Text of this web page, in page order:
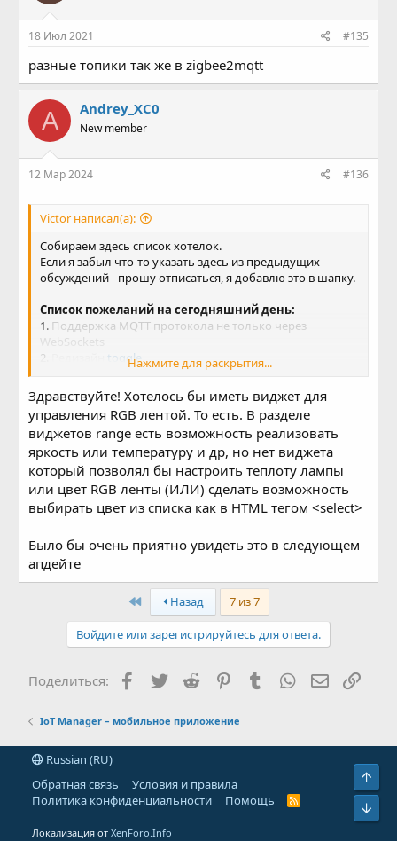
18 Июл 2021 #135
разные топики так же в zigbee2mqtt
A Andrey_XC0
New member
12 Мар 2024 #136
Victor написал(а):
Собираем здесь список хотелок.
Если я забыл что-то указать здесь из предыдущих
обсуждений - прошу отписаться, я добавлю это в шапку.
Список пожеланий на сегодняшний день:
1. Поддержка MQTT протокола не только через
WebSockets
2.
toggle
Поддержка Adafruit IO mqtt - нет
4. Настройка параметров подключения к брокеру из
ZeroConf/Bonjour/mDNS
5. Посылать набранный пользователем текст со
смартфона/планшета на устройство
6.Префикс для топиков, чтобы можно было
использовать не только "/IoTmanager"
7.Суффикс для URL брокера
"wss://domen.com:8000/
mqtt"
8.Подписка на произвольный топик (не знаю зачем это,
Нажмите для раскрытия...
Здравствуйте! Хотелось бы иметь виджет для
управления RGB лентой. То есть. В разделе
виджетов range есть возможность реализовать
яркость или температуру и др, но нет виджета
который позволял бы настроить теплоту лампы
или цвет RGB ленты (ИЛИ) сделать возможность
выбирать цвет из списка как в HTML тегом <select>
Было бы очень приятно увидеть это в следующем
апдейте
First Назад 7 из 7
Войдите или зарегистрируйтесь для ответа.
Поделиться: Facebook
TwitterReddit PinterestTumblrWhatsApp
IoT Manager – мобильное приложение
Russian (RU)
Обратная связь
Условия и правила
Политика конфиденциальности
Помощь
R
Локализация отXenForo.Info